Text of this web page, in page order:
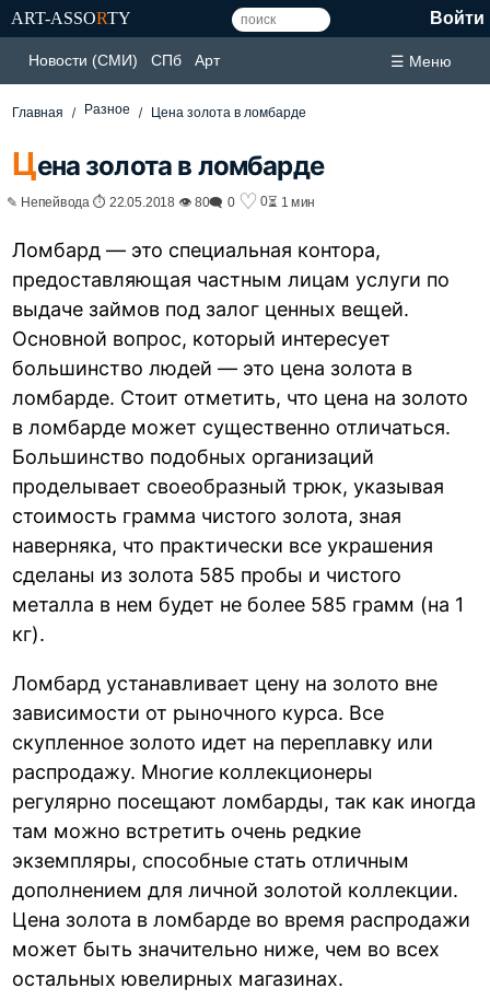
ART-ASSORTY Войти
Новости (СМИ) СПб Арт ☰ Меню
Главная Разное Цена золота в ломбарде
Цена золота в ломбарде
✎ Непейвода ⏱ 22.05.2018 👁 80🗨 0 ♡ 0⏳ 1 мин
Ломбард — это специальная контора,
предоставляющая частным лицам услуги по
выдаче займов под залог ценных вещей.
Основной вопрос, который интересует
большинство людей — это цена золота в
ломбарде. Стоит отметить, что цена на золото
в ломбарде может существенно отличаться.
Большинство подобных организаций
проделывает своеобразный трюк, указывая
стоимость грамма чистого золота, зная
наверняка, что практически все украшения
сделаны из золота 585 пробы и чистого
металла в нем будет не более 585 грамм (на 1
кг).
Ломбард устанавливает цену на золото вне
зависимости от рыночного курса. Все
скупленное золото идет на переплавку или
распродажу. Многие коллекционеры
регулярно посещают ломбарды, так как иногда
там можно встретить очень редкие
экземпляры, способные стать отличным
дополнением для личной золотой коллекции.
Цена золота в ломбарде во время распродажи
может быть значительно ниже, чем во всех
остальных ювелирных магазинах.